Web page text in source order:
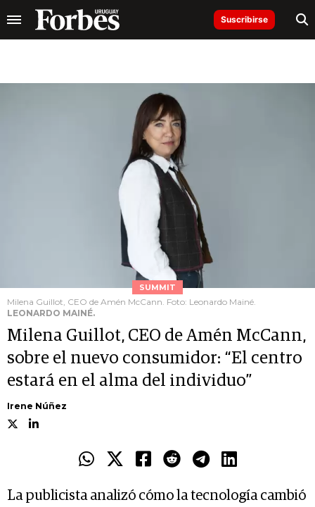
Suscribirse
SUMMIT
Milena Guillot, CEO de Amén McCann. Foto: Leonardo Mainé.
LEONARDO MAINÉ.
Milena Guillot, CEO de Amén McCann,
sobre el nuevo consumidor: “El centro
estará en el alma del individuo”
Irene Núñez
La publicista analizó cómo la tecnología cambió